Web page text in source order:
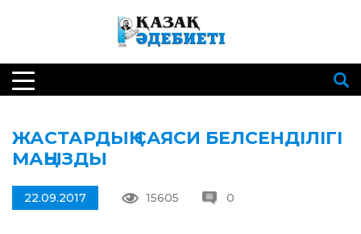
ЖАСТАРДЫҢ САЯСИ БЕЛСЕНДІЛІГІ
МАҢЫЗДЫ
22.09.2017 15605 0